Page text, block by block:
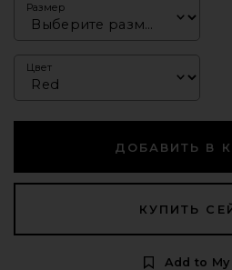
Размер
Цвет
ДОБАВИТЬ В
КУПИТЬ
Add to